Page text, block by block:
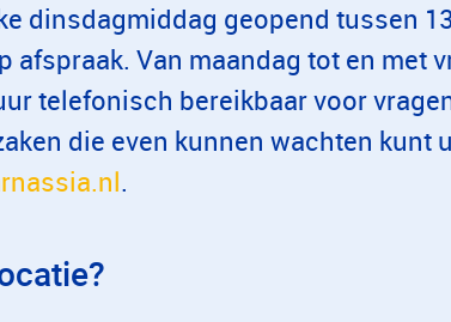
dinsdagmiddag geopend tussen
afspraak. Van maandag tot en met
telefonisch bereikbaar voor
die even kunnen wachten kunt
.